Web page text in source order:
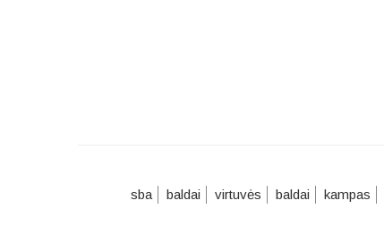
sba baldai virtuvės baldai kampas